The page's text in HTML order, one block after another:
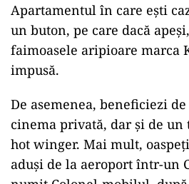
Apartamentul în care ești
un buton, pe care dacă
faimoasele aripioare marca
impusă.
De asemenea, beneficiezi
cinema privată, dar și de un
hot winger. Mai mult,
aduși de la aeroport într-un